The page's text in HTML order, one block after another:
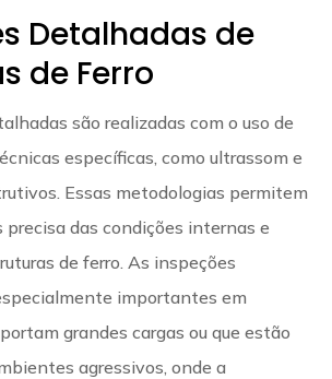
Detalhadas de
de Ferro
são realizadas com o uso de
específicas, como ultrassom e
Essas metodologias permitem
precisa das condições internas e
de ferro. As inspeções
importantes em
grandes cargas ou que estão
agressivos, onde a